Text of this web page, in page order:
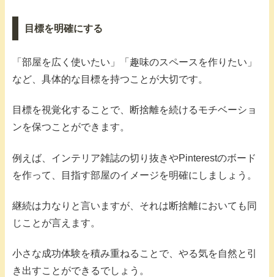
目標を明確にする
「部屋を広く使いたい」「趣味のスペースを作りたい」
など、具体的な目標を持つことが大切です。
目標を視覚化することで、断捨離を続けるモチベーショ
ンを保つことができます。
例えば、インテリア雑誌の切り抜きやPinterestのボード
を作って、目指す部屋のイメージを明確にしましょう。
継続は力なりと言いますが、それは断捨離においても同
じことが言えます。
小さな成功体験を積み重ねることで、やる気を自然と引
き出すことができるでしょう。